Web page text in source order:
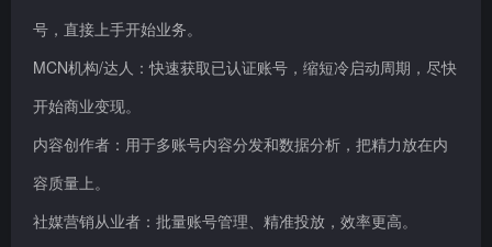
号，直接上手开始业务。
MCN机构/达人：快速获取已认证账号，缩短冷启动周期，尽快
开始商业变现。
内容创作者：用于多账号内容分发和数据分析，把精力放在内
容质量上。
社媒营销从业者：批量账号管理、精准投放，效率更高。